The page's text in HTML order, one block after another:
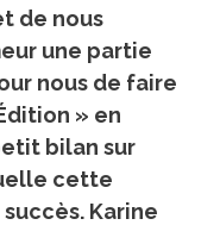
de nous
une partie
nous de faire
» en
bilan sur
cette
Karine